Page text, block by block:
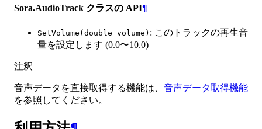
Sora.AudioTrack クラスの API¶
SetVolume(double volume) : このトラックの再生音
量を設定します (0.0〜10.0)
注釈
音声データを直接取得する機能は、 音声データ取得機能
を参照してください。